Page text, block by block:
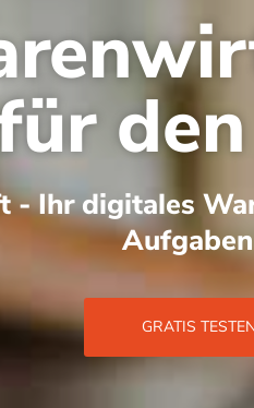
- Ihr digitales
GRATIS